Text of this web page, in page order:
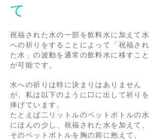
て
祝福された水の一部を飲料水に加えて水
への祈りをすることによって「祝福され
た水」の波動を通常の飲料水に移すこと
が可能です。
水への祈りは特に決まりはありません
が、私は以下のように口に出して祈りを
捧げています。
たとえば二リットルのペットボトルの水
にほんの少し、祝福された水を加えて、
そのペットボトルを胸の前に抱えて、